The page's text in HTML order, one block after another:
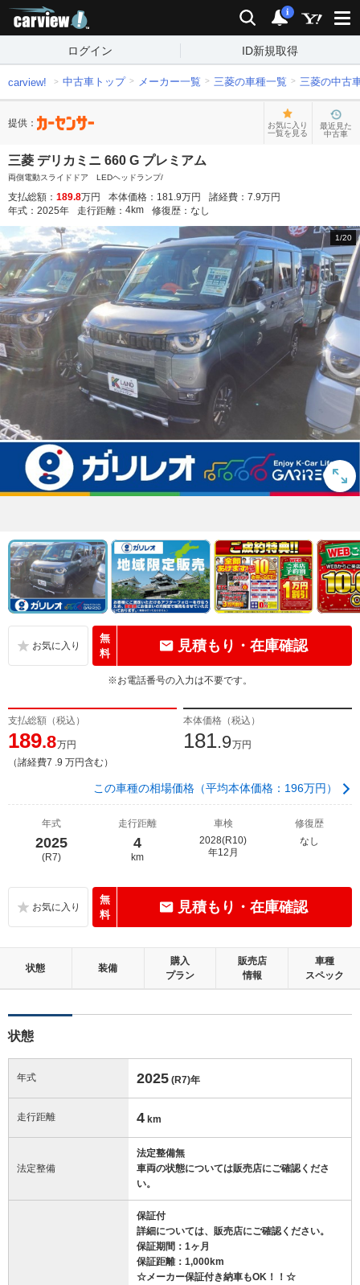
検索 通知
i
ログイン ID新規取得
carview! 中古車トップ メーカー一覧 三菱の車種一覧 三菱の中古
提供：
お気に入り
一覧を見る
最近見た
中古車
三菱 デリカミニ 660 G プレミアム
両側電動スライドドア LEDヘッドランプ/
支払総額： 189.8万円 本体価格： 181.9万円 諸経費： 7.9万円
年式： 2025年 走行距離： 4km 修復歴： なし
1/20
無
料
見積もり・在庫確認
※お電話番号の入力は不要です。
支払総額（税込）
189.8万円
（諸経費7 .9 万円含む）
本体価格（税込）
181.9万円
この車種の相場価格（平均本体価格：196万円）
年式
2025
(R7)
走行距離
4
km
車検
2028(R10)
年12月
修復歴
なし
無
料
見積もり・在庫確認
状態 装備
購入
プラン
販売店
情報
車種
スペック
状態
年式 2025 (R7)年
走行距離 4 km
法定整備
法定整備無
車両の状態については販売店にご確認くださ
い。
保証付
詳細については、販売店にご確認ください。
保証期間：1ヶ月
保証距離：1,000km
☆メーカー保証付き納車もOK！！☆